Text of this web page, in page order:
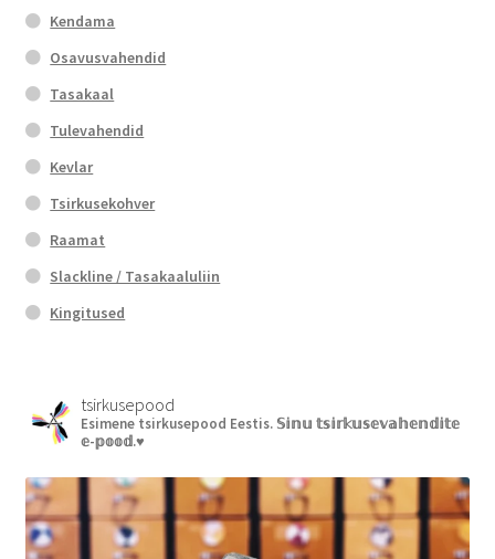
Kendama
Osavusvahendid
Tasakaal
Tulevahendid
Kevlar
Tsirkusekohver
Raamat
Slackline / Tasakaaluliin
Kingitused
tsirkusepood
Esimene tsirkusepood Eestis. 𝕊𝕚𝕟𝕦 𝕥𝕤𝕚𝕣𝕜𝕦𝕤𝕖𝕧𝕒𝕙𝕖𝕟𝕕𝕚𝕥𝕖
𝕖-𝕡𝕠𝕠𝕕.♥︎